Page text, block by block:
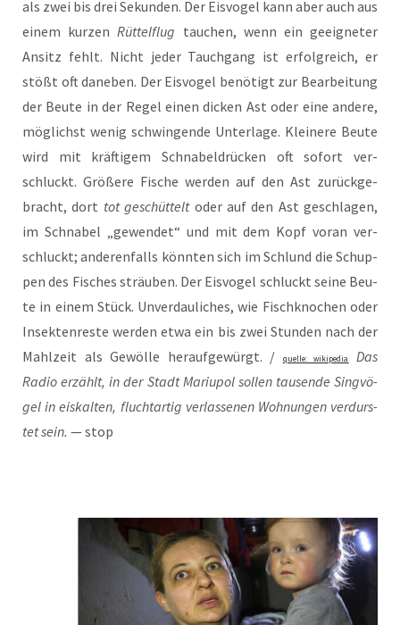
als zwei bis drei Sekun­den. Der Eis­vo­gel kann aber auch aus
einem kur­zenRüt­tel­flug tau­chen, wenn ein geeig­ne­ter
Ansitz fehlt. Nicht jeder Tauch­gang ist erfolg­reich, er
stößt oft dane­ben. Der Eis­vo­gel benö­tigt zur Bear­bei­tung
der Beu­te in der Regel einen dicken Ast oder eine ande­re,
mög­lichst wenig schwin­gen­de Unter­la­ge. Klei­ne­re Beu­te
wird mit kräf­ti­gem Schna­bel­drü­cken oft sofort ver­
schluckt. Grö­ße­re Fische wer­den auf den Ast zurück­ge­
bracht, dort tot geschüt­teltoder auf den Ast geschla­gen,
im Schna­bel „gewen­det“ und mit dem Kopf vor­an ver­
schluckt; ande­ren­falls könn­ten sich im Schlund die Schup­
pen des Fisches sträu­ben. Der Eis­vo­gel schluckt sei­ne Beu­
te in einem Stück. Unver­dau­li­ches, wie Fisch­kno­chen oder
Insek­ten­res­te wer­den etwa ein bis zwei Stun­den nach der
Mahl­zeit als Gewöl­le her­auf­ge­würgt. /
quel­le: wiki­pe­dia
Das
Radio erzählt, in der Stadt Mariu­pol sol­len tau­sen­de Sing­vö­
gel in eis­kal­ten, flucht­ar­tig ver­las­se­nen Woh­nun­gen ver­durs­
tet sein. — stop